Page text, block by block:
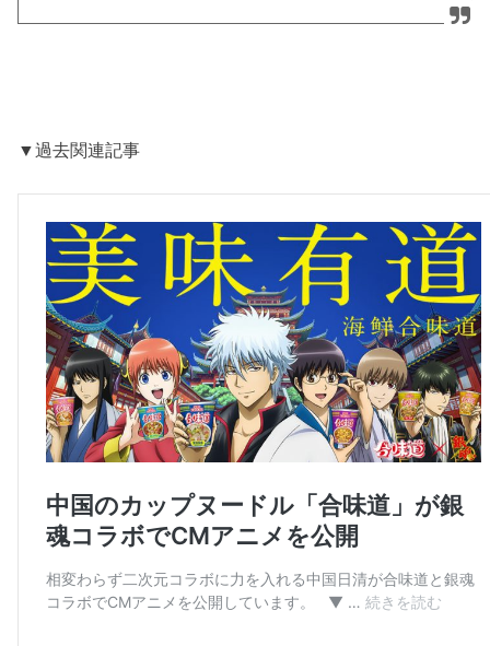
▼過去関連記事